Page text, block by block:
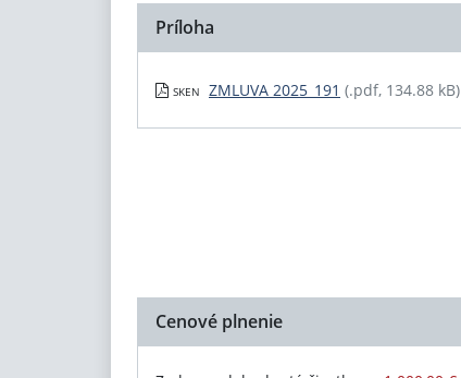
Príloha
SKEN ZMLUVA 2025_191 (.pdf, 134.88 kB)
Cenové plnenie